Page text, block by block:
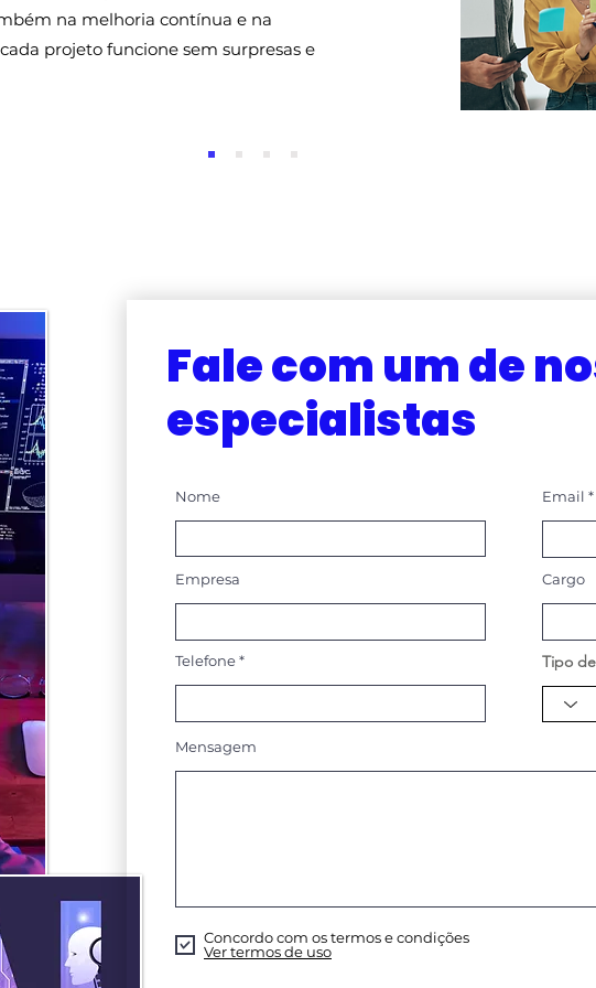
na melhoria contínua e na
projeto funcione sem surpresas e
Fale com um de
especialistas
Nome
Empresa
Telefone
Email
Cargo
Tipo
Mensagem
Concordo com os termos e condições
Ver termos de uso